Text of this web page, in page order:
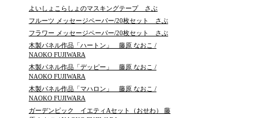
よいしょこらしょのマスキングテープ さぶ
フルーツ メッセージペーパー/20枚セット さぶ
フラワー メッセージペーパー/20枚セット さぶ
木製パネル作品「ハートン」 藤原 なおこ /
NAOKO FUJIWARA
木製パネル作品「デッピー」 藤原 なおこ /
NAOKO FUJIWARA
木製パネル作品「マハロン」 藤原 なおこ /
NAOKO FUJIWARA
ガーデンピック イエティAセット（おせわ） 藤